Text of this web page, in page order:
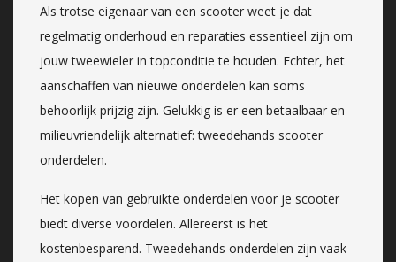
Als trotse eigenaar van een scooter weet je dat
regelmatig onderhoud en reparaties essentieel zijn om
jouw tweewieler in topconditie te houden. Echter, het
aanschaffen van nieuwe onderdelen kan soms
behoorlijk prijzig zijn. Gelukkig is er een betaalbaar en
milieuvriendelijk alternatief: tweedehands scooter
onderdelen.
Het kopen van gebruikte onderdelen voor je scooter
biedt diverse voordelen. Allereerst is het
kostenbesparend. Tweedehands onderdelen zijn vaak